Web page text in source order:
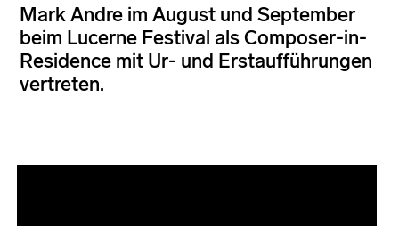
Mark Andre im August und September
beim Lucerne Festival als Composer-in-
Residence mit Ur- und Erstaufführungen
vertreten.